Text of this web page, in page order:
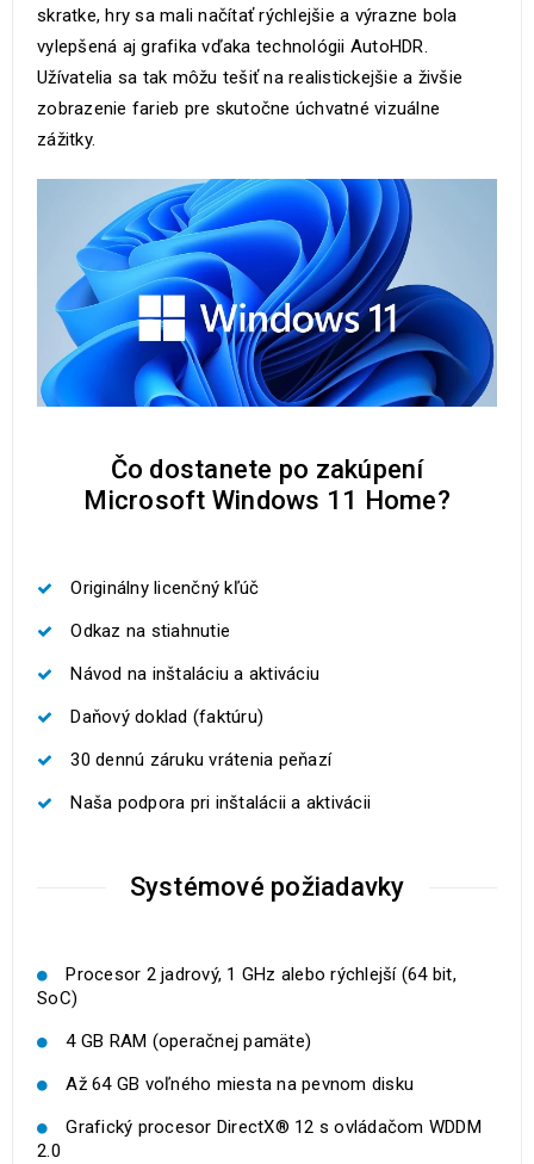
skratke, hry sa mali načítať rýchlejšie a výrazne bola
vylepšená aj grafika vďaka technológii AutoHDR.
Užívatelia sa tak môžu tešiť na realistickejšie a živšie
zobrazenie farieb pre skutočne úchvatné vizuálne
zážitky.
Čo dostanete po zakúpení
Microsoft Windows 11 Home?
Originálny licenčný kľúč
Odkaz na stiahnutie
Návod na inštaláciu a aktiváciu
Daňový doklad (faktúru)
30 dennú záruku vrátenia peňazí
Naša podpora pri inštalácii a aktivácii
Systémové požiadavky
Procesor 2 jadrový, 1 GHz alebo rýchlejší (64 bit,
SoC)
4 GB RAM (operačnej pamäte)
Až 64 GB voľného miesta na pevnom disku
Grafický procesor DirectX® 12 s ovládačom WDDM
2.0